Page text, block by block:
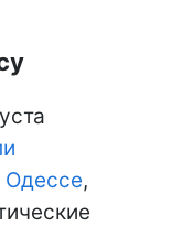
Одессе,